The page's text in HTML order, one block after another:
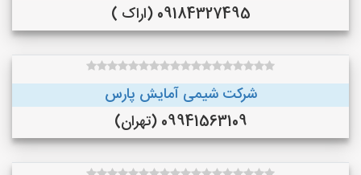
09184327495 (اراک )
شرکت شیمی آمایش پارس
09941563109 (تهران)